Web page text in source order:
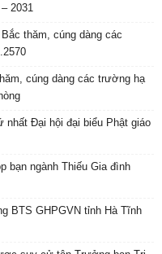
2031
thăm, cúng dàng các
cúng dàng các trường hạ
nhất Đại hội đại biểu Phật giáo
bạn ngành Thiếu Gia đình
BTS GHPGVN tỉnh Hà Tĩnh